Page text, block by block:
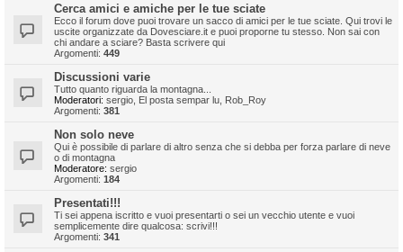
Cerca amici e amiche per le tue sciate
Ecco il forum dove puoi trovare un sacco di amici per le tue sciate. Qui trovi le
uscite organizzate da Dovesciare.it e puoi proporne tu stesso. Non sai con
chi andare a sciare? Basta scrivere qui
Argomenti: 449
Discussioni varie
Tutto quanto riguarda la montagna...
Moderatori: sergio El posta sempar lu Rob_Roy
Argomenti: 381
Non solo neve
Qui è possibile di parlare di altro senza che si debba per forza parlare di neve
o di montagna
Moderatore: sergio
Argomenti: 184
Presentati!!!
Ti sei appena iscritto e vuoi presentarti o sei un vecchio utente e vuoi
semplicemente dire qualcosa: scrivi!!!
Argomenti: 341